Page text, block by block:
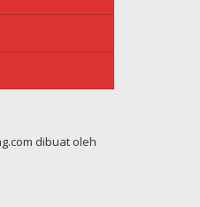
dibuat oleh